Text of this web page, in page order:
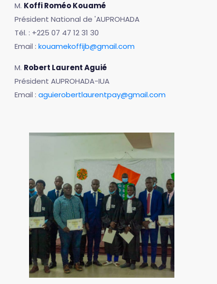
M. Koffi Roméo Kouamé
Président National de 'AUPROHADA
Tél. : +225 07 47 12 31 30
Email : kouamekoffijb@gmail.com
M. Robert Laurent Aguié
Président AUPROHADA-IUA
Email : aguierobertlaurentpay@gmail.com